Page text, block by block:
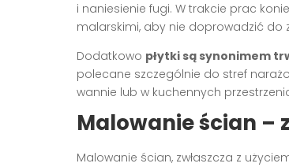
i naniesienie fugi. W trakcie prac
malarskimi, aby nie doprowadzić do
Dodatkowo płytki są synonimem
polecane szczególnie do stref
wannie lub w kuchennych
Malowanie ścian –
Malowanie ścian, zwłaszcza z